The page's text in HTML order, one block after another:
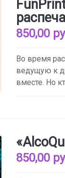
850,00
Во время
ведущую к
вместе. Но
850,00